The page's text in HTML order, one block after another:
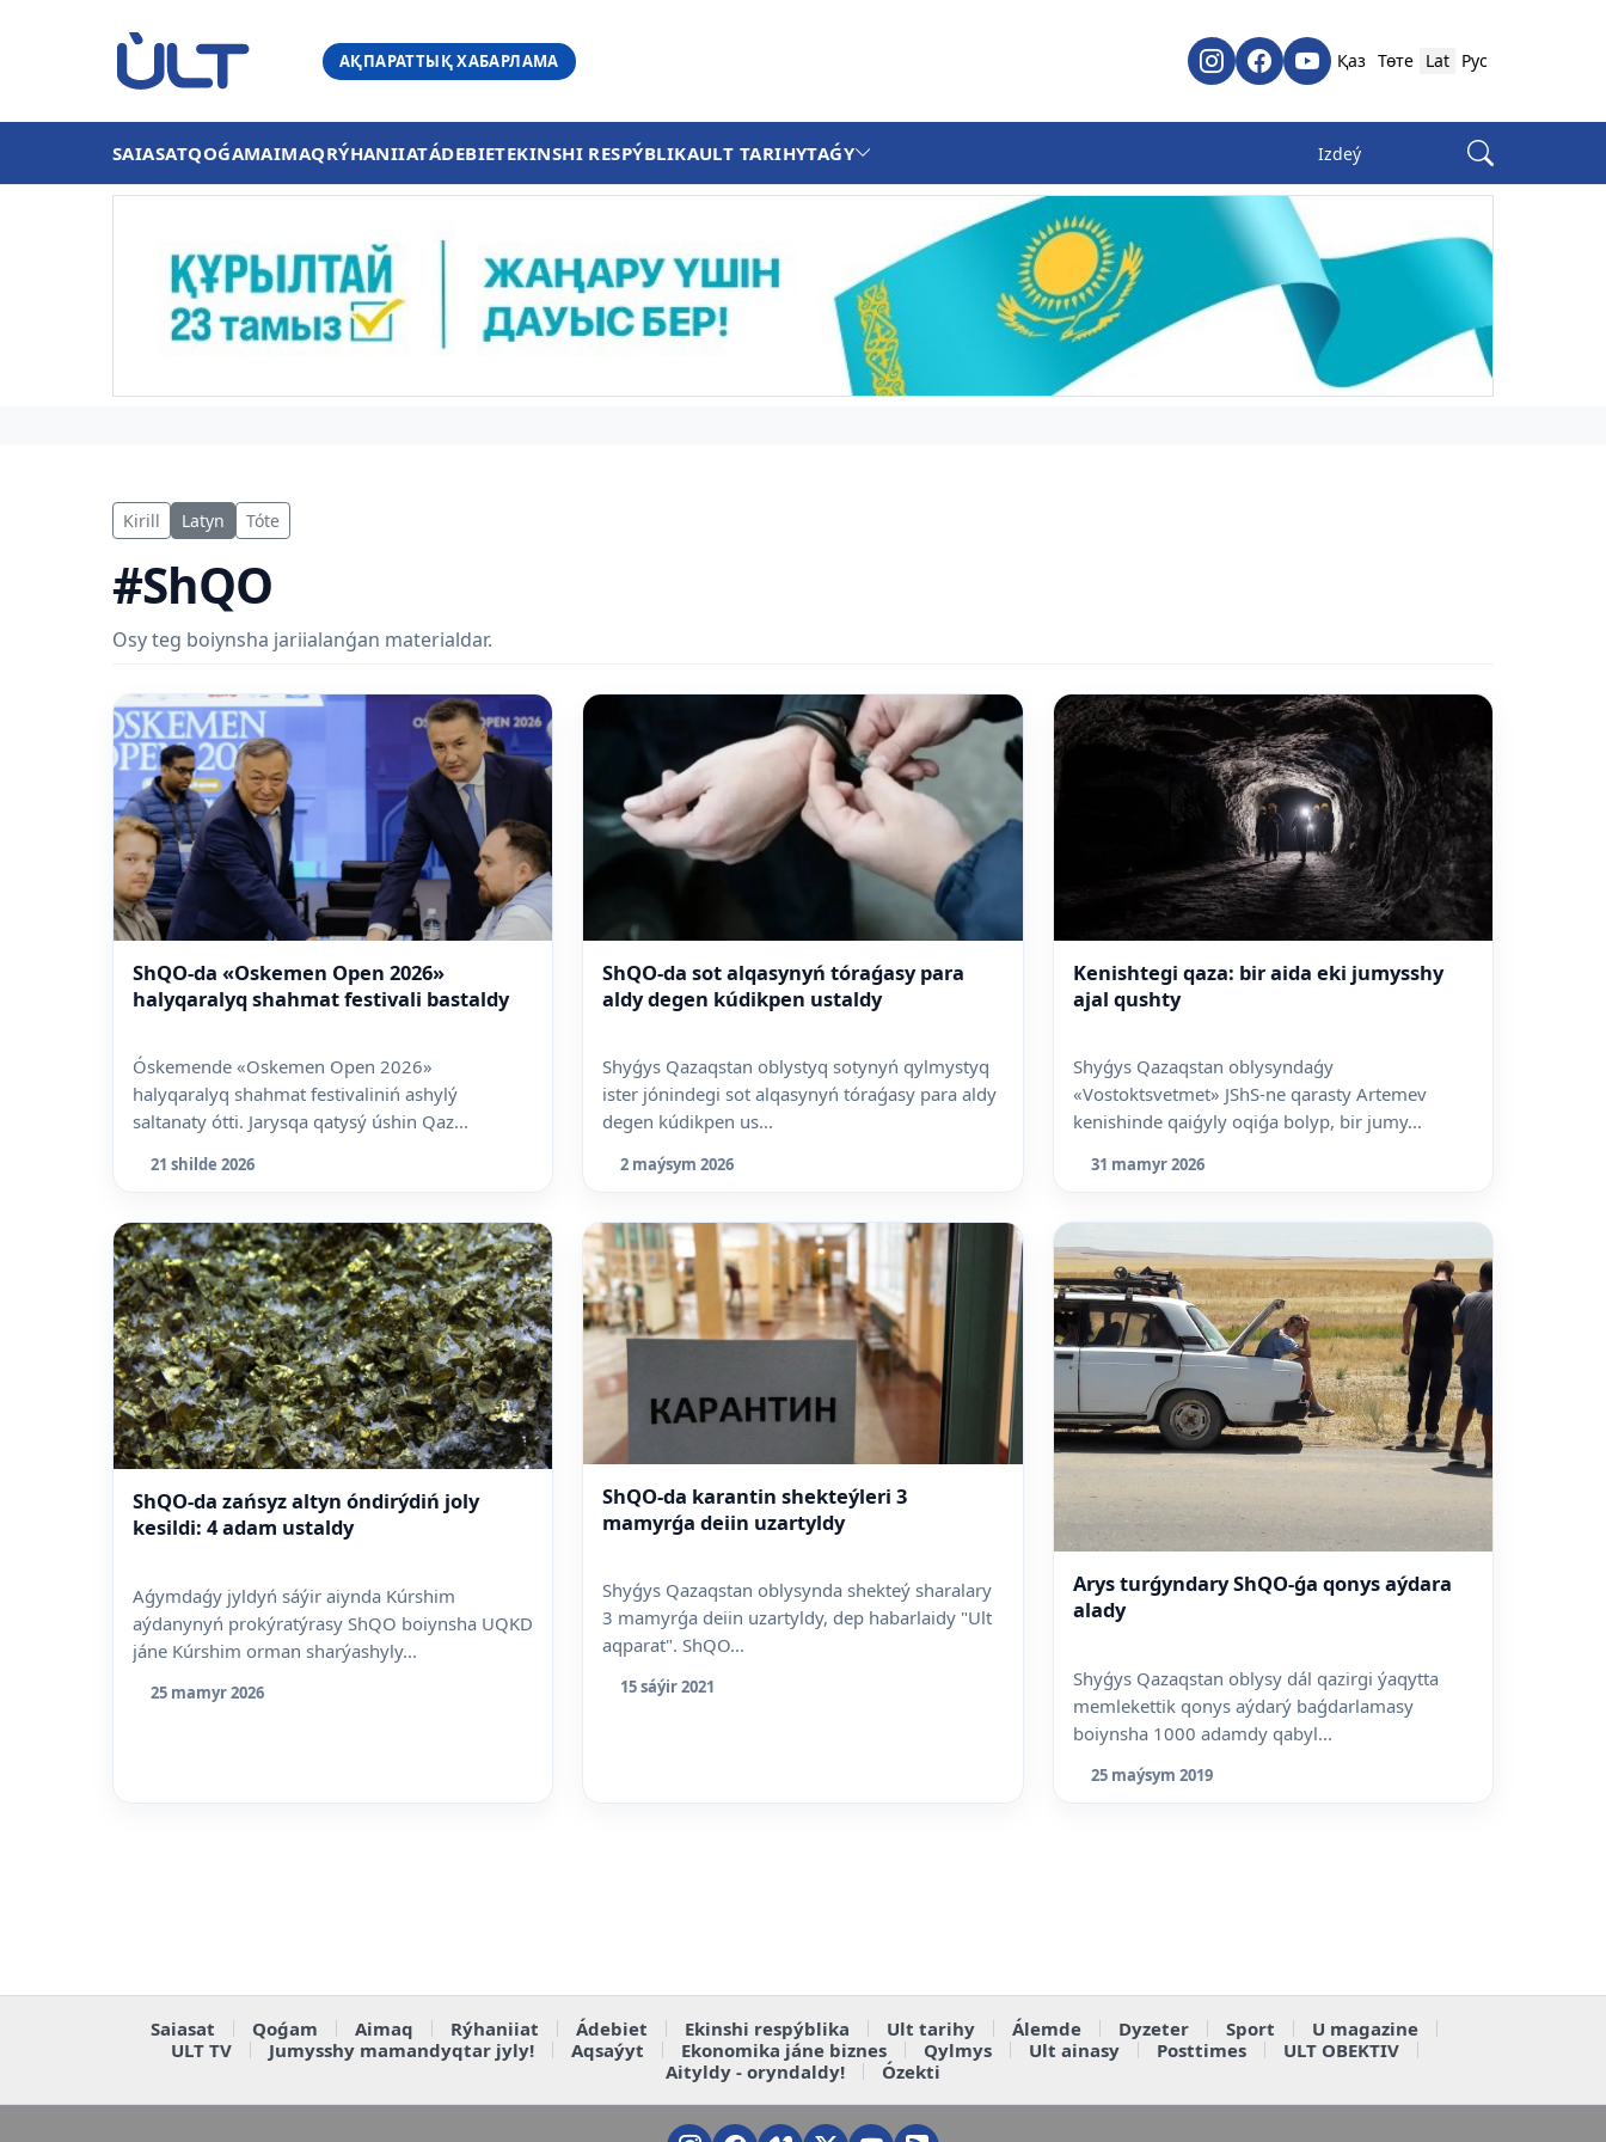
АҚПАРАТТЫҚ ХАБАРЛАМА Қаз Төте Lat Рус
SAIASATQOǴAMAIMAQRÝHANIIATÁDEBIETEKINSHI RESPÝBLIKAULT TARIHYTAǴY
Kirill Latyn Tóte
#ShQO
Osy teg boiynsha jariialanǵan materialdar.
ShQO-da «Oskemen Open 2026»
halyqaralyq shahmat festivali bastaldy
Óskemende «Oskemen Open 2026»
halyqaralyq shahmat festivaliniń ashylý
saltanaty ótti. Jarysqa qatysý úshin Qaz...
21 shilde 2026
ShQO-da sot alqasynyń tóraǵasy para
aldy degen kúdikpen ustaldy
Shyǵys Qazaqstan oblystyq sotynyń qylmystyq
ister jónindegi sot alqasynyń tóraǵasy para aldy
degen kúdikpen us...
2 maýsym 2026
Kenishtegi qaza: bir aida eki jumysshy
ajal qushty
Shyǵys Qazaqstan oblysyndaǵy
«Vostoktsvetmet» JShS-ne qarasty Artemev
kenishinde qaiǵyly oqiǵa bolyp, bir jumy...
31 mamyr 2026
ShQO-da zańsyz altyn óndirýdiń joly
kesildi: 4 adam ustaldy
Aǵymdaǵy jyldyń sáýir aiynda Kúrshim
aýdanynyń prokýratýrasy ShQO boiynsha UQKD
jáne Kúrshim orman sharýashyly...
25 mamyr 2026
ShQO-da karantin shekteýleri 3
mamyrǵa deiin uzartyldy
Shyǵys Qazaqstan oblysynda shekteý sharalary
3 mamyrǵa deiin uzartyldy, dep habarlaidy "Ult
aqparat". ShQO...
15 sáýir 2021
Arys turǵyndary ShQO-ǵa qonys aýdara
alady
Shyǵys Qazaqstan oblysy dál qazirgi ýaqytta
memlekettik qonys aýdarý baǵdarlamasy
boiynsha 1000 adamdy qabyl...
25 maýsym 2019
Saiasat Qoǵam Aimaq Rýhaniiat Ádebiet Ekinshi respýblika Ult tarihy Álemde Dyzeter Sport
U magazine
ULT TV
Jumysshy mamandyqtar jyly! Aqsaýyt Ekonomika jáne biznes Qylmys Ult ainasy Posttimes
ULT OBEKTIV
Aityldy - oryndaldy!
Ózekti